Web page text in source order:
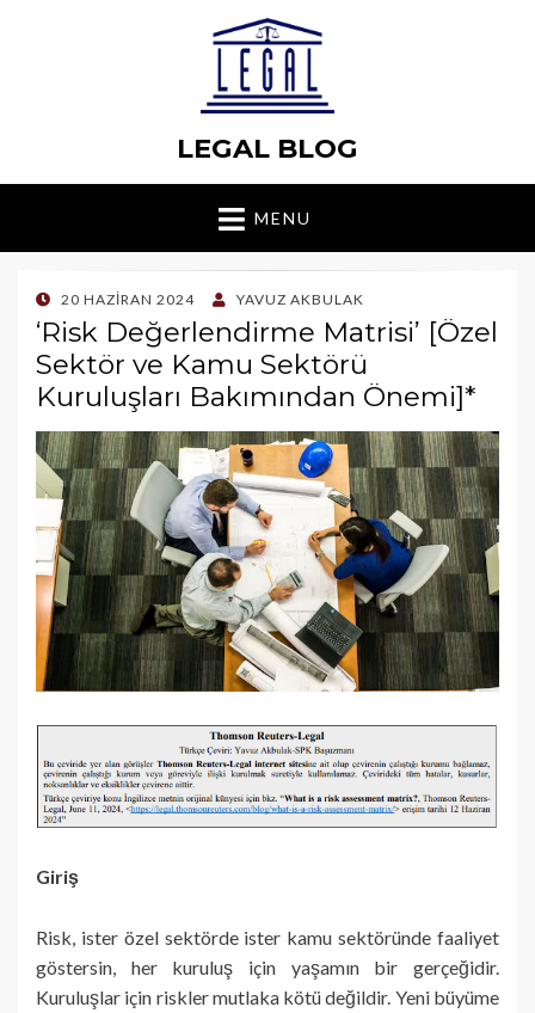
LEGAL BLOG
MENU
POSTED
ON
20 HAZIRAN 2024 YAVUZ AKBULAK
‘Risk Değerlendirme Matrisi’ [Özel
Sektör ve Kamu Sektörü
Kuruluşları Bakımından Önemi]*
Giriş
Risk, ister özel sektörde ister kamu sektöründe faaliyet
göstersin, her kuruluş için yaşamın bir gerçeğidir.
Kuruluşlar için riskler mutlaka kötü değildir. Yeni büyüme